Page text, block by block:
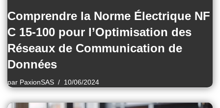
Comprendre la Norme Électrique NF
C 15-100 pour l’Optimisation des
Réseaux de Communication de
Données
par PaxionSAS 10/06/2024